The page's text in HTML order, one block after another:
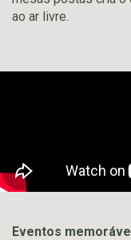
ao ar livre.
Eventos